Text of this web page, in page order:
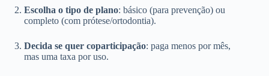
Escolha o tipo de plano: básico (para prevenção) ou
completo (com prótese/ortodontia).
Decida se quer coparticipação: paga menos por mês,
mas uma taxa por uso.